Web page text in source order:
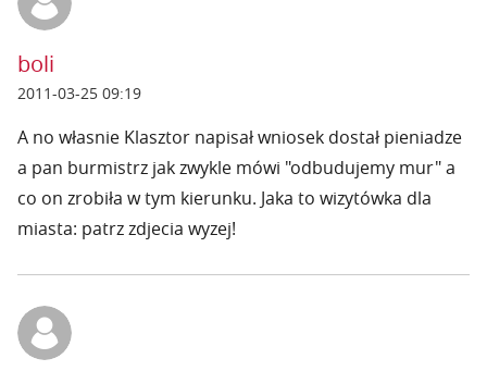
boli
2011-03-25 09:19
A no własnie Klasztor napisał wniosek dostał pieniadze
a pan burmistrz jak zwykle mówi "odbudujemy mur" a
co on zrobiła w tym kierunku. Jaka to wizytówka dla
miasta: patrz zdjecia wyzej!